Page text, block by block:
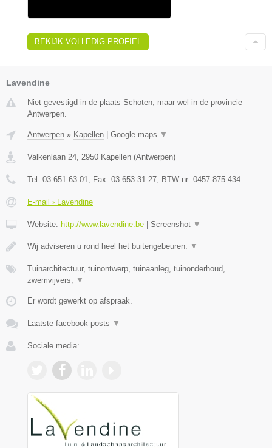
BEKIJK VOLLEDIG PROFIEL
Lavendine
Niet gevestigd in de plaats Schoten, maar wel in de provincie
Antwerpen.
Antwerpen » Kapellen Google maps ▼
Valkenlaan 24 2950 Kapellen (Antwerpen)
Tel: 03 651 63 01 , Fax: 03 653 31 27 , BTW-nr: 0457 875 434
E-mail › Lavendine
Website: http://www.lavendine.be Screenshot ▼
Wij adviseren u rond heel het buitengebeuren. ▼
Tuinarchitectuur, tuinontwerp, tuinaanleg, tuinonderhoud,
zwemvijvers,
▼
Er wordt gewerkt op afspraak.
Laatste facebook posts ▼
Sociale media: